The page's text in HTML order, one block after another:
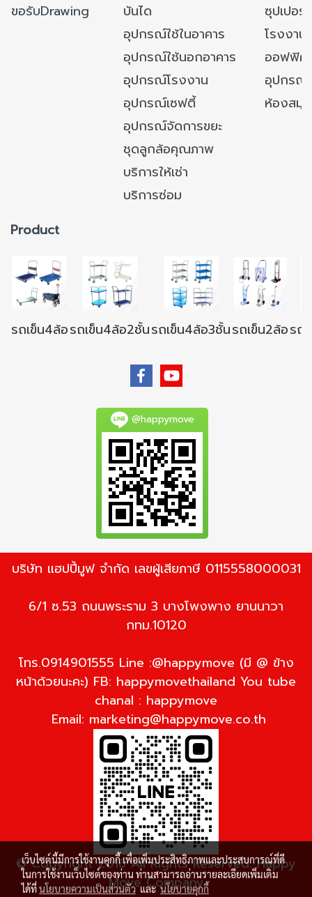
ขอรับDrawing
บันได
ซุปเปอ
อุปกรณ์ใช้ในอาคาร
โรงงา
อุปกรณ์ใช้นอกอาคาร
ออฟฟิศ/
อุปกรณ์โรงงาน
อุปกรณ์
อุปกรณ์เซฟตี้
ห้องสมุ
อุปกรณ์จัดการขยะ
ชุดลูกล้อคุณภาพ
บริการให้เช่า
บริการซ่อม
Product
รถเข็น4ล้อรถเข็น4ล้อ2ชั้นรถเข็น4ล้อ3ชั้นรถเข็น2ล้อรถ
@happymove
บริษัท แฮปปี้มูฟ จำกัด เลขผู้เสียภาษี 0115558000031
6/1 ซ.53 ถนนพระราม 3 บางโพงพาง ยานนาวา
กทม.10120
โทร.0914901555 Line :@happymove (มี @ ข้าง
หน้าด้วยนะคะ) FB: happymovethailand You tube
chanal : happymove
Email: marketing@happymove.co.th
© Copyright 2016 All Rights Reserved. Happy
Move Company
เว็บไซต์นี้มีการใช้งานคุกกี้ เพื่อเพิ่มประสิทธิภาพและประสบการณ์ที่ดี
ในการใช้งานเว็บไซต์ของท่าน ท่านสามารถอ่านรายละเอียดเพิ่มเติม
ได้ที่นโยบายความเป็นส่วนตัวและนโยบายคุกกี้